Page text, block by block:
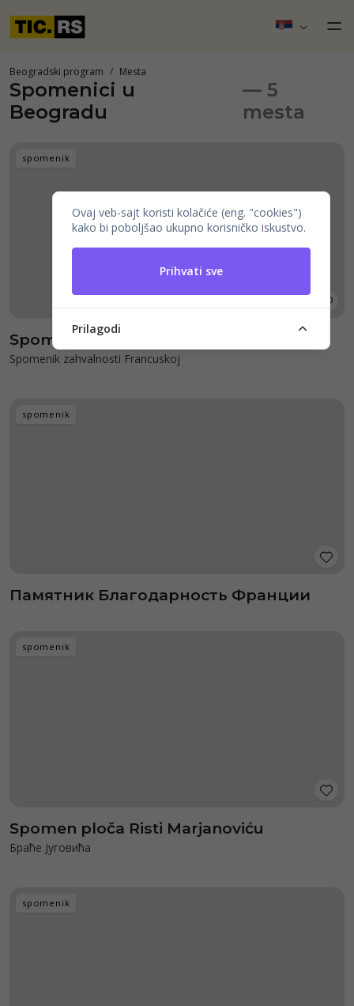
Beogradski program Mesta
Spomenici u
Beogradu
— 5
mesta
spomenik
Spomenik zahvalnosti Francuskoj
Spomenik zahvalnosti Francuskoj
spomenik
Памятник Благодарность Франции
spomenik
Spomen ploča Risti Marjanoviću
Браће Југовића
spomenik
Ovaj veb-sajt koristi kolačiće (eng. "cookies")
kako bi poboljšao ukupno korisničko iskustvo.
Prihvati sve
Prilagodi